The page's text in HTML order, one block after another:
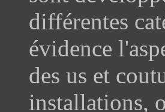
différentes
évidence
des us et
installations,